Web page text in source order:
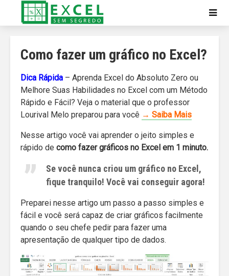
Como fazer um gráfico no Excel?
Dica Rápida – Aprenda Excel do Absoluto Zero ou
Melhore Suas Habilidades no Excel com um Método
Rápido e Fácil? Veja o material que o professor
Lourival Melo preparou para você → Saiba Mais
Nesse artigo você vai aprender o jeito simples e
rápido de como fazer gráficos no Excel em 1 minuto.
Se você nunca criou um gráfico no Excel,
fique tranquilo! Você vai conseguir agora!
Preparei nesse artigo um passo a passo simples e
fácil e você será capaz de criar gráficos facilmente
quando o seu chefe pedir para fazer uma
apresentação de qualquer tipo de dados.